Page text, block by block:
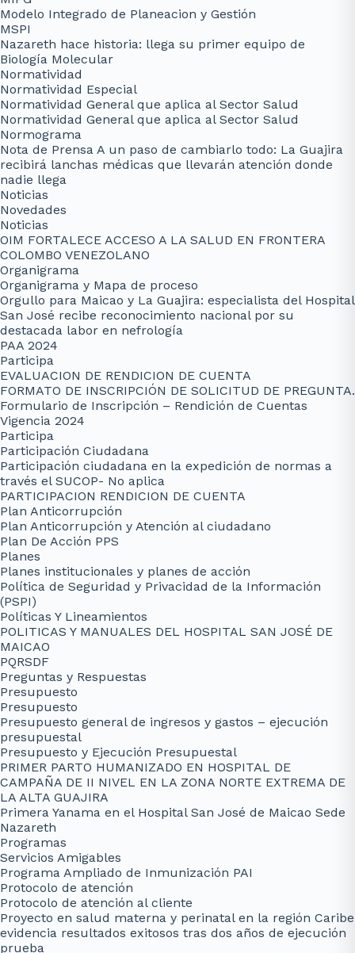
Modelo Integrado de Planeacion y Gestión
MSPI
Nazareth hace historia: llega su primer equipo de
Biología Molecular
Normatividad
Normatividad Especial
Normatividad General que aplica al Sector Salud
Normatividad General que aplica al Sector Salud
Normograma
Nota de Prensa A un paso de cambiarlo todo: La Guajira
recibirá lanchas médicas que llevarán atención donde
nadie llega
Noticias
Novedades
Noticias
OIM FORTALECE ACCESO A LA SALUD EN FRONTERA
COLOMBO VENEZOLANO
Organigrama
Organigrama y Mapa de proceso
Orgullo para Maicao y La Guajira: especialista del Hospital
San José recibe reconocimiento nacional por su
destacada labor en nefrología
PAA 2024
Participa
EVALUACION DE RENDICION DE CUENTA
FORMATO DE INSCRIPCIÓN DE SOLICITUD DE PREGUNTA.
Formulario de Inscripción – Rendición de Cuentas
Vigencia 2024
Participa
Participación Ciudadana
Participación ciudadana en la expedición de normas a
través el SUCOP- No aplica
PARTICIPACION RENDICION DE CUENTA
Plan Anticorrupción
Plan Anticorrupción y Atención al ciudadano
Plan De Acción PPS
Planes
Planes institucionales y planes de acción
Política de Seguridad y Privacidad de la Información
(PSPI)
Políticas Y Lineamientos
POLITICAS Y MANUALES DEL HOSPITAL SAN JOSÉ DE
MAICAO
PQRSDF
Preguntas y Respuestas
Presupuesto
Presupuesto
Presupuesto general de ingresos y gastos – ejecución
presupuestal
Presupuesto y Ejecución Presupuestal
PRIMER PARTO HUMANIZADO EN HOSPITAL DE
CAMPAÑA DE II NIVEL EN LA ZONA NORTE EXTREMA DE
LA ALTA GUAJIRA
Primera Yanama en el Hospital San José de Maicao Sede
Nazareth
Programas
Servicios Amigables
Programa Ampliado de Inmunización PAI
Protocolo de atención
Protocolo de atención al cliente
Proyecto en salud materna y perinatal en la región Caribe
evidencia resultados exitosos tras dos años de ejecución
prueba